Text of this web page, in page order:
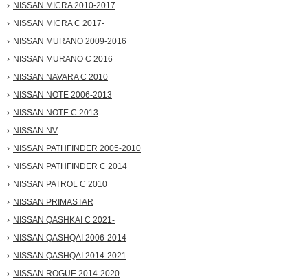
NISSAN MICRA 2010-2017
NISSAN MICRA С 2017-
NISSAN MURANO 2009-2016
NISSAN MURANO С 2016
NISSAN NAVARA С 2010
NISSAN NOTE 2006-2013
NISSAN NOTE С 2013
NISSAN NV
NISSAN PATHFINDER 2005-2010
NISSAN PATHFINDER С 2014
NISSAN PATROL С 2010
NISSAN PRIMASTAR
NISSAN QASHKAI С 2021-
NISSAN QASHQAI 2006-2014
NISSAN QASHQAI 2014-2021
NISSAN ROGUE 2014-2020